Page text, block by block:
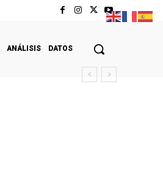
ANÁLISIS DATOS